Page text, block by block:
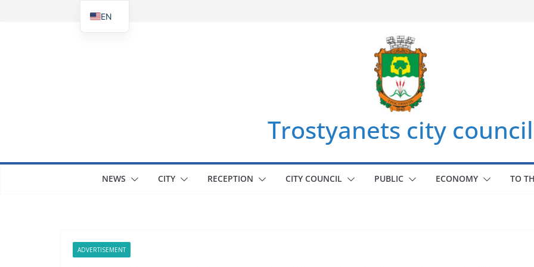
Trostyanets city council
NEWS CITY RECEPTION CITY COUNCIL PUBLIC ECONOMY TO
ADVERTISEMENT
EN